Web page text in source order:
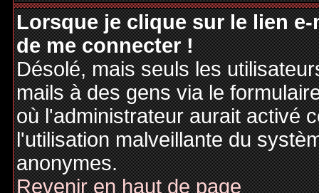
Lorsque je clique sur le lien
de me connecter !
Désolé, mais seuls les
mails à des gens via le
où l'administrateur aurait activé
l'utilisation malveillante du
anonymes.
Revenir en haut de page